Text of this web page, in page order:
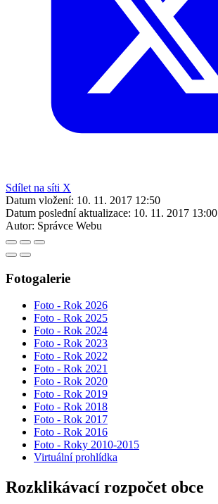
Sdílet na síti X
Datum vložení: 10. 11. 2017 12:50
Datum poslední aktualizace: 10. 11. 2017 13:00
Autor: Správce Webu
Fotogalerie
Foto - Rok 2026
Foto - Rok 2025
Foto - Rok 2024
Foto - Rok 2023
Foto - Rok 2022
Foto - Rok 2021
Foto - Rok 2020
Foto - Rok 2019
Foto - Rok 2018
Foto - Rok 2017
Foto - Rok 2016
Foto - Roky 2010-2015
Virtuální prohlídka
Rozklikávací rozpočet obce